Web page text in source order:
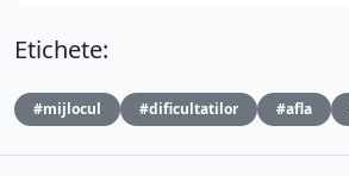
Etichete:
#mijlocul #dificultatilor #afla